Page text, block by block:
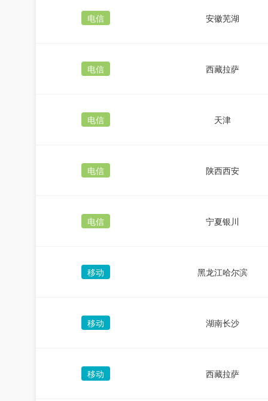
电信 安徽芜湖
电信 西藏拉萨
电信 天津
电信 陕西西安
电信 宁夏银川
移动 黑龙江哈尔滨
移动 湖南长沙
移动 西藏拉萨